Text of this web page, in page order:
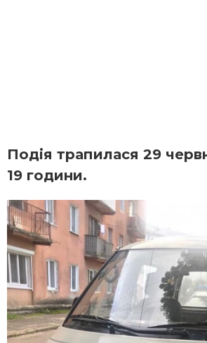
Подія трапилася 29
19 години.